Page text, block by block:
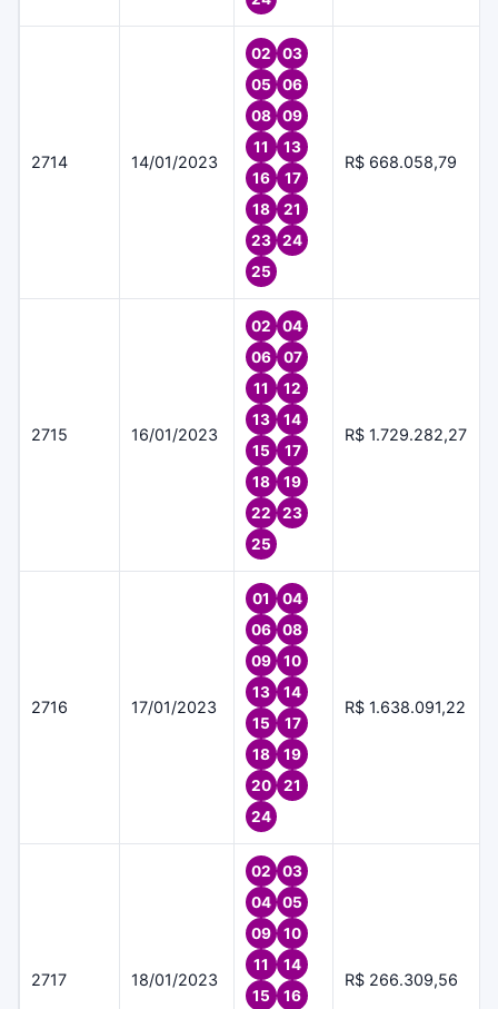
2714 14/01/2023
02
03
05
06
08
09
11
13
16
17
18
21
23
24
25
R$ 668.058,79
2715 16/01/2023
02
04
06
07
11
12
13
14
15
17
18
19
22
23
25
R$ 1.729.282,27
2716 17/01/2023
01
04
06
08
09
10
13
14
15
17
18
19
20
21
24
R$ 1.638.091,22
2717 18/01/2023
02
03
04
05
09
10
11
14
15
16
R$ 266.309,56